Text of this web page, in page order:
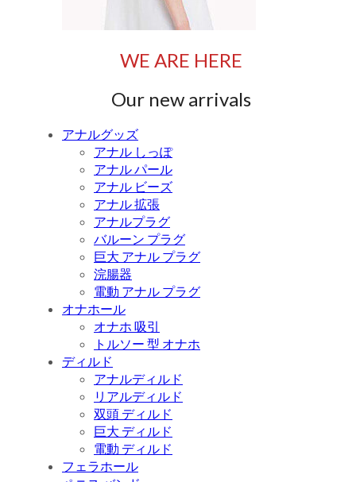
WE ARE HERE
Our new arrivals
アナルグッズ
アナル しっぽ
アナル パール
アナル ビーズ
アナル 拡張
アナルプラグ
バルーン プラグ
巨大 アナル プラグ
浣腸器
電動 アナル プラグ
オナホール
オナホ 吸引
トルソー 型 オナホ
ディルド
アナルディルド
リアルディルド
双頭 ディルド
巨大 ディルド
電動 ディルド
フェラホール